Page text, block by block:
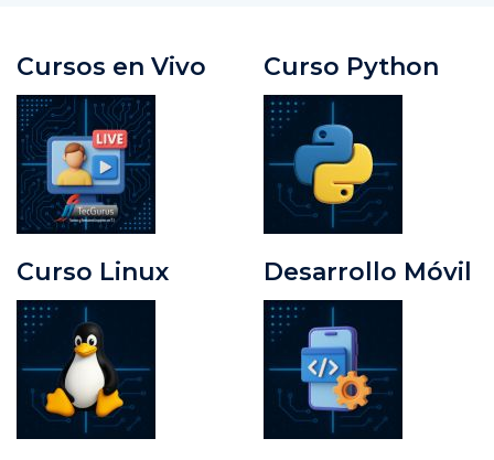
Cursos en Vivo Curso Python
Curso Linux Desarrollo Móvil